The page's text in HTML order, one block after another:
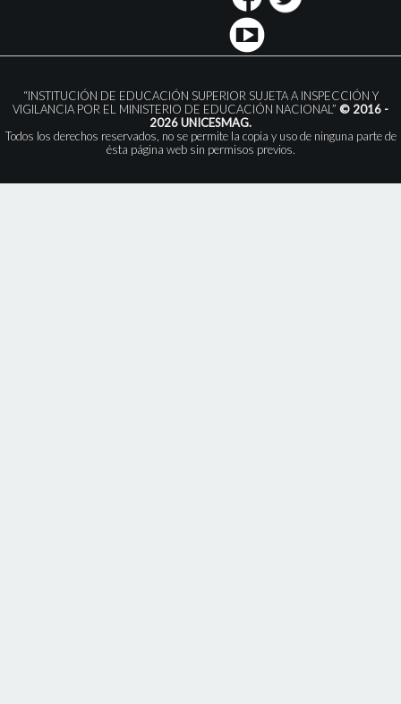
“INSTITUCIÓN DE EDUCACIÓN SUPERIOR SUJETA A INSPECCIÓN Y
VIGILANCIA POR EL MINISTERIO DE EDUCACIÓN NACIONAL” © 2016 -
2026 UNICESMAG.
Todos los derechos reservados, no se permite la copia y uso de ninguna parte de
ésta página web sin permisos previos.